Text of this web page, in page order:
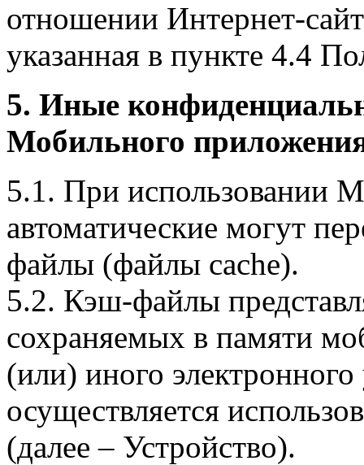
отношении Интернет-
указанная в пункте 4.4
5. Иные
Мобильного
5.1. При использовании
автоматические могут
файлы (файлы cache).
5.2. Кэш-файлы
сохраняемых в памяти
(или) иного электронного
осуществляется
(далее – Устройство).